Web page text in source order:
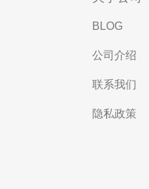
BLOG
公司介绍
联系我们
隐私政策